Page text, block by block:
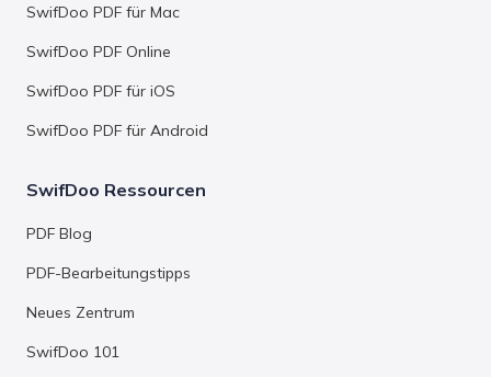
SwifDoo PDF für Mac
SwifDoo PDF Online
SwifDoo PDF für iOS
SwifDoo PDF für Android
SwifDoo Ressourcen
PDF Blog
PDF-Bearbeitungstipps
Neues Zentrum
SwifDoo 101